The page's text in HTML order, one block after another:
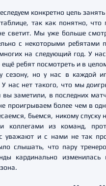
конкретно цель
так как понятно,
светит. Мы уже больше
с некоторыми ребятами
на следующий год. У
ещё ребят посмотреть и в
сезону, но у нас в каждой
У нас нет такого, что мы
вы заметили, в последних
проигрываем более чем в
бьемся, никому спуску
коллегами из команд,
уважают и с нами не так
слышать, что пару
кардинально